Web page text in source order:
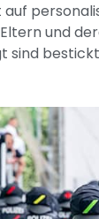
auf
und
sind